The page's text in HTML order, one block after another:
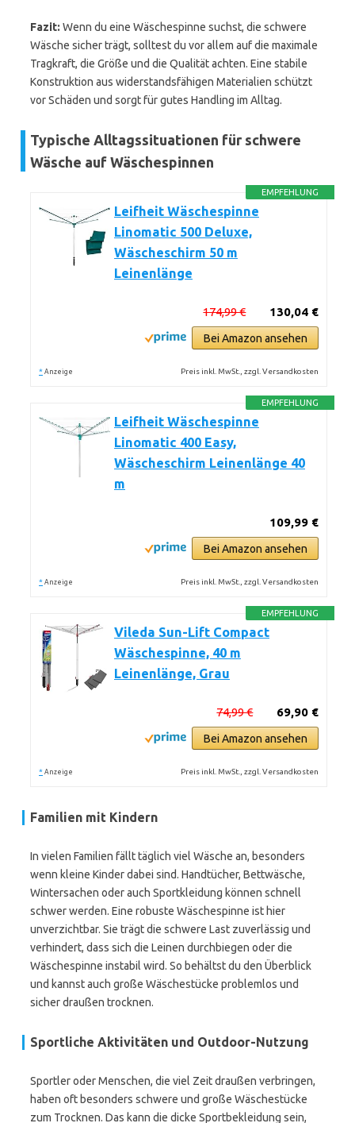
Fazit: Wenn du eine Wäschespinne suchst, die schwere
Wäsche sicher trägt, solltest du vor allem auf die maximale
Tragkraft, die Größe und die Qualität achten. Eine stabile
Konstruktion aus widerstandsfähigen Materialien schützt
vor Schäden und sorgt für gutes Handling im Alltag.
Typische Alltagssituationen für schwere
Wäsche auf Wäschespinnen
EMPFEHLUNG
Leifheit Wäschespinne
Linomatic 500 Deluxe,
Wäscheschirm 50 m
Leinenlänge
130,04 €
174,99 €
Bei Amazon ansehen
* Anzeige Preis inkl. MwSt., zzgl. Versandkosten
EMPFEHLUNG
Leifheit Wäschespinne
Linomatic 400 Easy,
Wäscheschirm Leinenlänge 40
m
109,99 €
Bei Amazon ansehen
* Anzeige Preis inkl. MwSt., zzgl. Versandkosten
EMPFEHLUNG
Vileda Sun-Lift Compact
Wäschespinne, 40 m
Leinenlänge, Grau
69,90 €
74,99 €
Bei Amazon ansehen
* Anzeige Preis inkl. MwSt., zzgl. Versandkosten
Familien mit Kindern
In vielen Familien fällt täglich viel Wäsche an, besonders
wenn kleine Kinder dabei sind. Handtücher, Bettwäsche,
Wintersachen oder auch Sportkleidung können schnell
schwer werden. Eine robuste Wäschespinne ist hier
unverzichtbar. Sie trägt die schwere Last zuverlässig und
verhindert, dass sich die Leinen durchbiegen oder die
Wäschespinne instabil wird. So behältst du den Überblick
und kannst auch große Wäschestücke problemlos und
sicher draußen trocknen.
Sportliche Aktivitäten und Outdoor-Nutzung
Sportler oder Menschen, die viel Zeit draußen verbringen,
haben oft besonders schwere und große Wäschestücke
zum Trocknen. Das kann die dicke Sportbekleidung sein,